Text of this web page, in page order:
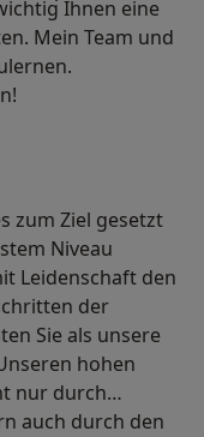
Ihnen eine
Mein Team und
zum Ziel gesetzt
Niveau
Leidenschaft den
der
Sie als unsere
hohen
nur durch
auch durch den